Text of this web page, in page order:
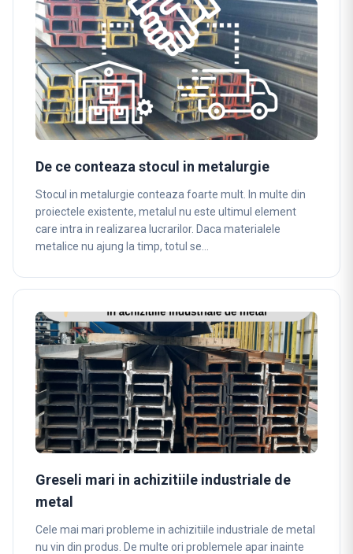
De ce conteaza stocul in metalurgie
Stocul in metalurgie conteaza foarte mult. In multe din
proiectele existente, metalul nu este ultimul element
care intra in realizarea lucrarilor. Daca materialele
metalice nu ajung la timp, totul se…
Greseli mari in achizitiile industriale de
metal
Cele mai mari probleme in achizitiile industriale de metal
nu vin din produs. De multe ori problemele apar inainte